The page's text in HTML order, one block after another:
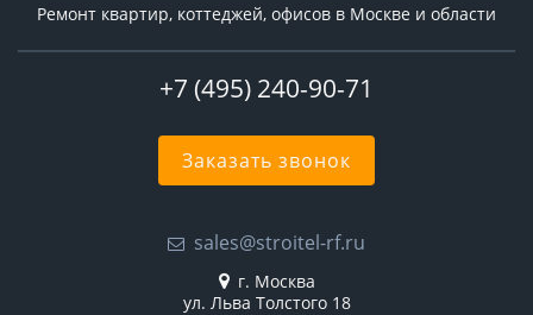
Ремонт квартир, коттеджей, офисов в Москве и области
+7 (495) 240-90-71
Заказать звонок
sales@stroitel-rf.ru
г. Москва
ул. Льва Толстого 18